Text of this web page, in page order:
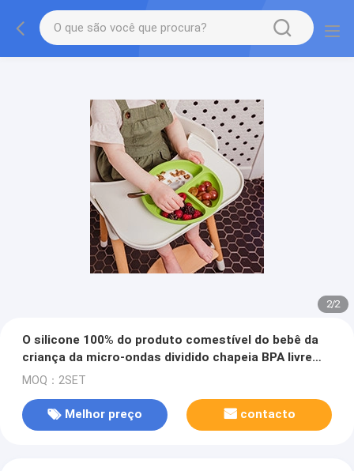
2/2
O silicone 100% do produto comestível do bebê da
criança da micro-ondas dividido chapeia BPA livre
com a sução
MOQ：2SET
Melhor preço contacto